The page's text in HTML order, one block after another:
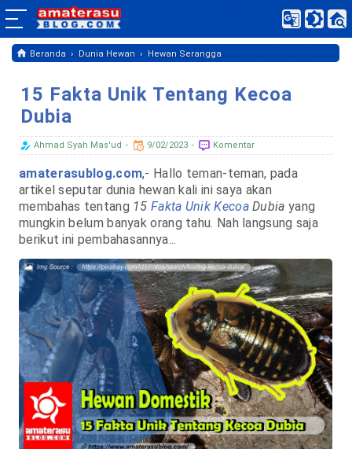
Beranda › Dunia Hewan › Hewan Serangga
15 Fakta Unik Tentang Kecoa
Dubia
Ahmad Syah Mas'ud 9/02/2023 Komentar
amaterasublog.com,- Hallo teman-teman, pada
artikel seputar dunia hewan kali ini saya akan
membahas tentang 15Fakta Unik KecoaDubia yang
mungkin belum banyak orang tahu. Nah langsung saja
berikut ini pembahasannya...